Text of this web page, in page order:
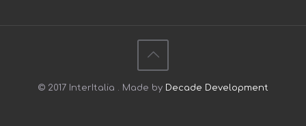
© 2017 InterItalia . Made by Decade Development